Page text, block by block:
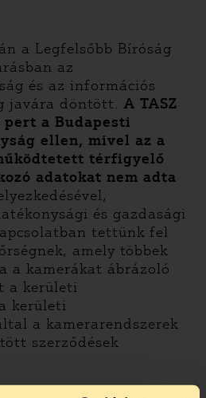
a Legfelsőbb Bíróság
az
és az információs
javára döntött. A TASZ
a Budapesti
ellen, mivel az a
térfigyelő
adatokat nem adta
és gazdasági
tettünk fel
amely többek
a kamerákat ábrázoló
a kerületi
kerületi
a kamerarendszerek
szerződések
a pert a TASZ már